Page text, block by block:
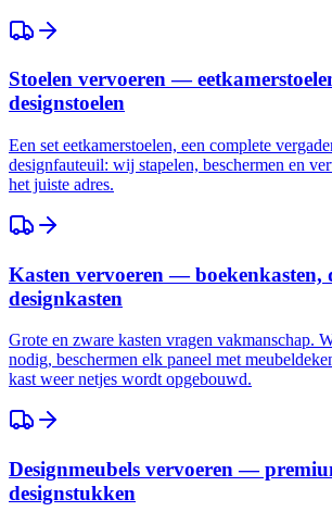
Stoelen vervoeren —
designstoelen
Een set eetkamerstoelen, een complete
designfauteuil: wij stapelen, beschermen en
het juiste adres.
Kasten vervoeren — boekenkasten,
designkasten
Grote en zware kasten vragen vakmanschap.
nodig, beschermen elk paneel met
kast weer netjes wordt opgebouwd.
Designmeubels vervoeren —
designstukken